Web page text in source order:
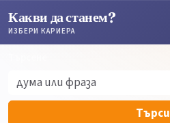
Какви да станем?
ИЗБЕРИ КАРИЕРА
Търси